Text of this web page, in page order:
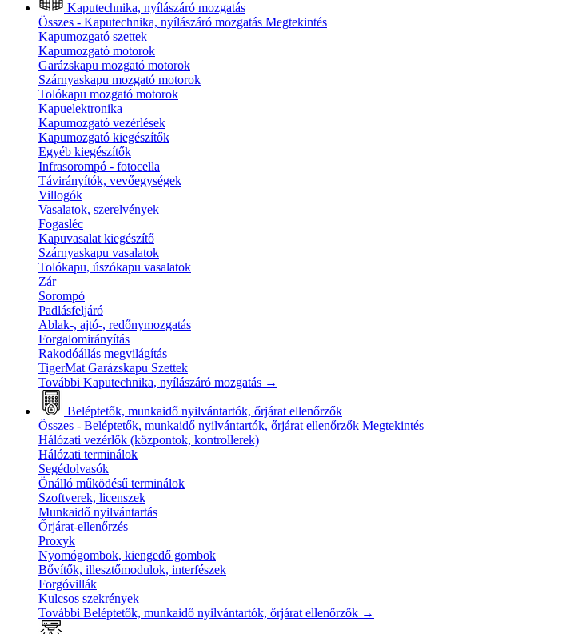
Kaputechnika, nyílászáró mozgatás
Összes - Kaputechnika, nyílászáró mozgatás Megtekintés
Kapumozgató szettek
Kapumozgató motorok
Garázskapu mozgató motorok
Szárnyaskapu mozgató motorok
Tolókapu mozgató motorok
Kapuelektronika
Kapumozgató vezérlések
Kapumozgató kiegészítők
Egyéb kiegészítők
Infrasorompó - fotocella
Távirányítók, vevőegységek
Villogók
Vasalatok, szerelvények
Fogasléc
Kapuvasalat kiegészítő
Szárnyaskapu vasalatok
Tolókapu, úszókapu vasalatok
Zár
Sorompó
Padlásfeljáró
Ablak-, ajtó-, redőnymozgatás
Forgalomirányítás
Rakodóállás megvilágítás
TigerMat Garázskapu Szettek
További Kaputechnika, nyílászáró mozgatás →
Beléptetők, munkaidő nyilvántartók, őrjárat ellenőrzők
Összes - Beléptetők, munkaidő nyilvántartók, őrjárat ellenőrzők Megtekintés
Hálózati vezérlők (központok, kontrollerek)
Hálózati terminálok
Segédolvasók
Önálló működésű terminálok
Szoftverek, licenszek
Munkaidő nyilvántartás
Őrjárat-ellenőrzés
Proxyk
Nyomógombok, kiengedő gombok
Bővítők, illesztőmodulok, interfészek
Forgóvillák
Kulcsos szekrények
További Beléptetők, munkaidő nyilvántartók, őrjárat ellenőrzők →